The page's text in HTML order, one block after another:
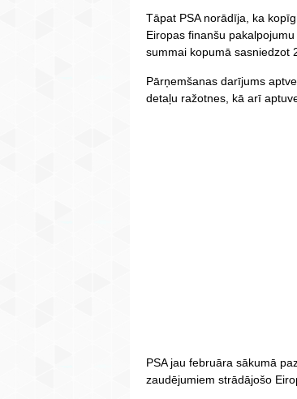
Tāpat PSA norādīja, ka
Eiropas finanšu
summai kopumā sasniedzot
Pārņemšanas darījums
detaļu ražotnes, kā arī
PSA jau februāra sākumā
zaudējumiem strādājošo